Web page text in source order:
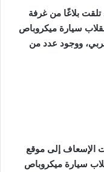
تلقت بلاغًا من غرفة
سيارة ميكروباص
ووجود عدد من
الإسعاف إلى موقع
سيارة ميكروباص